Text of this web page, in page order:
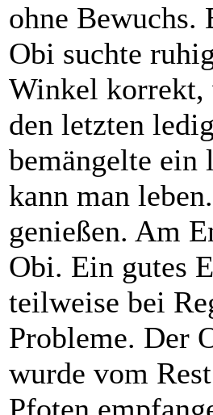
ohne Bewuchs.
Obi suchte
Winkel korrekt,
den letzten
bemängelte ein
kann man
genießen. Am
Obi. Ein gutes
teilweise bei
Probleme. Der
wurde vom